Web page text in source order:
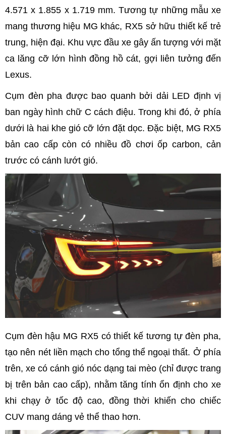
4.571 x 1.855 x 1.719 mm. Tương tự những mẫu xe
mang thương hiệu MG khác, RX5 sở hữu thiết kế trẻ
trung, hiện đại. Khu vực đầu xe gây ấn tượng với mặt
ca lăng cỡ lớn hình đồng hồ cát, gợi liên tưởng đến
Lexus.
Cụm đèn pha được bao quanh bởi dải LED định vị
ban ngày hình chữ C cách điệu. Trong khi đó, ở phía
dưới là hai khe gió cỡ lớn đặt dọc. Đặc biệt, MG RX5
bản cao cấp còn có nhiều đồ chơi ốp carbon, cản
trước có cánh lướt gió.
Cụm đèn hậu MG RX5 có thiết kế tương tự đèn pha,
tạo nên nét liền mạch cho tổng thể ngoại thất. Ở phía
trên, xe có cánh gió nóc dạng tai mèo (chỉ được trang
bị trên bản cao cấp), nhằm tăng tính ổn định cho xe
khi chạy ở tốc độ cao, đồng thời khiến cho chiếc
CUV mang dáng vẻ thể thao hơn.